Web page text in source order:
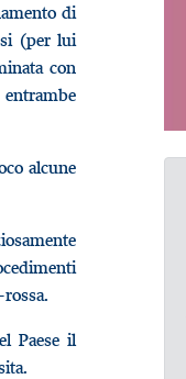
di
(per lui
con
alcune
Paese il